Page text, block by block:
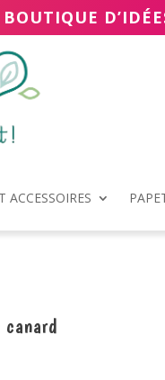
ACCESSOIRES
canard